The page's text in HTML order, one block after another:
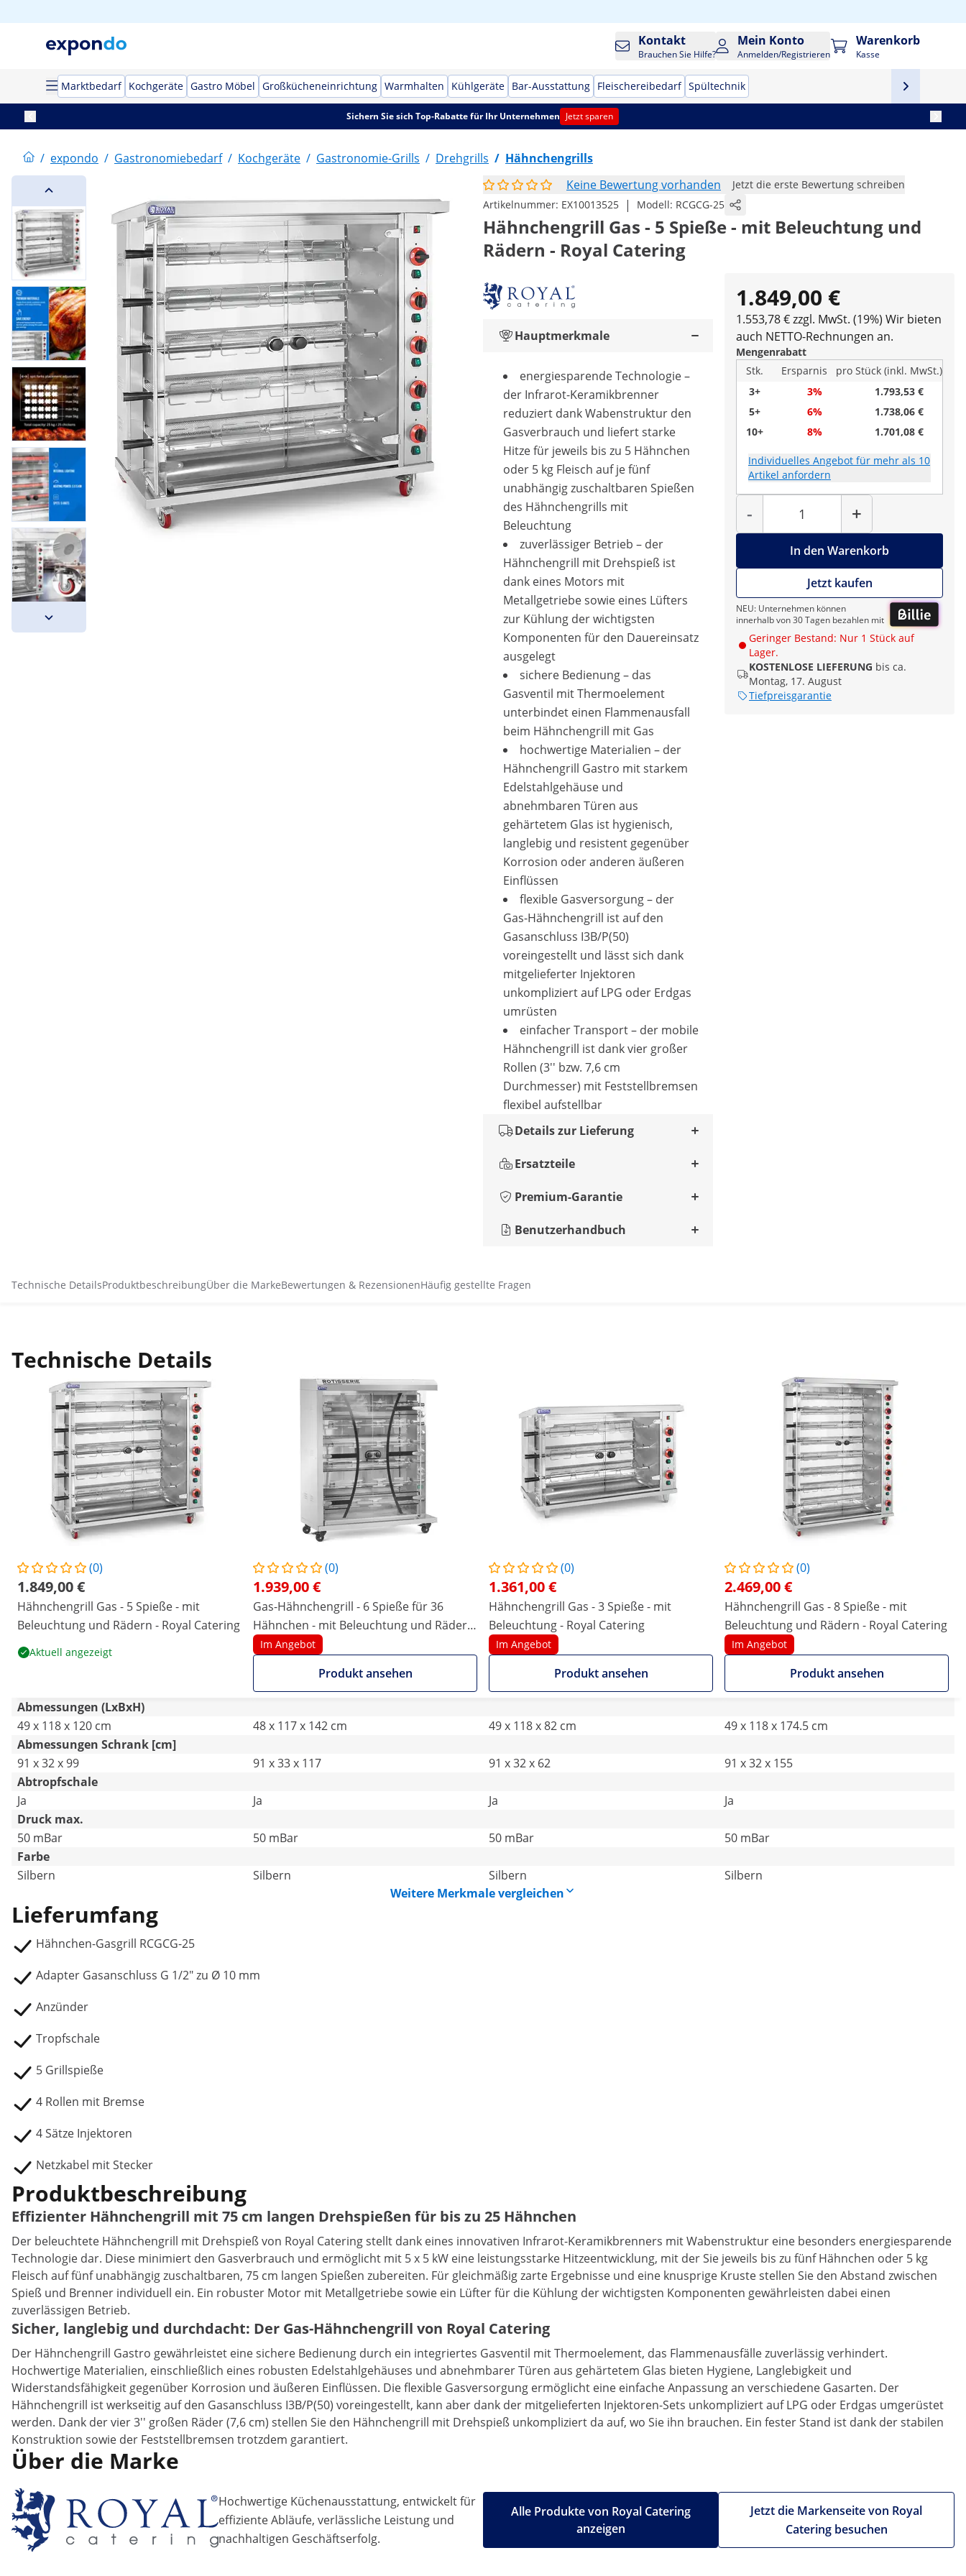
Kontakt
Brauchen Sie Hilfe?
Mein Konto
Anmelden/Registrieren
Warenkorb
Kasse
Marktbedarf Kochgeräte Gastro Möbel Großkücheneinrichtung Warmhalten Kühlgeräte Bar-Ausstattung Fleischereibedarf Spültechnik
Sichern Sie sich Top-Rabatte für Ihr Unternehmen Jetzt sparen
/ expondo / Gastronomiebedarf / Kochgeräte / Gastronomie-Grills / Drehgrills / Hähnchengrills
Keine Bewertung vorhanden
Jetzt die erste Bewertung schreiben
Artikelnummer: EX10013525 | Modell: RCGCG-25
Hähnchengrill Gas - 5 Spieße - mit Beleuchtung und
Rädern - Royal Catering
1.849,00 €
1.553,78 € zzgl. MwSt. (19%) Wir bieten
auch NETTO-Rechnungen an.
Mengenrabatt
Stk.
Ersparnis
pro Stück (inkl. MwSt.)
3+
3%
1.793,53 €
5+
6%
1.738,06 €
10+
8% 1.701,08 €
Individuelles Angebot für mehr als 10
Artikel anfordern
-
Menge
+
In den Warenkorb
Jetzt kaufen
NEU: Unternehmen können
innerhalb von 30 Tagen bezahlen mit
Geringer Bestand: Nur 1 Stück auf
Lager.
KOSTENLOSE LIEFERUNG bis ca.
Montag, 17. August
Tiefpreisgarantie
Hauptmerkmale
energiesparende Technologie –
der Infrarot-Keramikbrenner
reduziert dank Wabenstruktur den
Gasverbrauch und liefert starke
Hitze für jeweils bis zu 5 Hähnchen
oder 5 kg Fleisch auf je fünf
unabhängig zuschaltbaren Spießen
des Hähnchengrills mit
Beleuchtung
zuverlässiger Betrieb – der
Hähnchengrill mit Drehspieß ist
dank eines Motors mit
Metallgetriebe sowie eines Lüfters
zur Kühlung der wichtigsten
Komponenten für den Dauereinsatz
ausgelegt
sichere Bedienung – das
Gasventil mit Thermoelement
unterbindet einen Flammenausfall
beim Hähnchengrill mit Gas
hochwertige Materialien – der
Hähnchengrill Gastro mit starkem
Edelstahlgehäuse und
abnehmbaren Türen aus
gehärtetem Glas ist hygienisch,
langlebig und resistent gegenüber
Korrosion oder anderen äußeren
Einflüssen
flexible Gasversorgung – der
Gas-Hähnchengrill ist auf den
Gasanschluss I3B/P(50)
voreingestellt und lässt sich dank
mitgelieferter Injektoren
unkompliziert auf LPG oder Erdgas
umrüsten
einfacher Transport – der mobile
Hähnchengrill ist dank vier großer
Rollen (3'' bzw. 7,6 cm
Durchmesser) mit Feststellbremsen
flexibel aufstellbar
Details zur Lieferung
Ersatzteile
Premium-Garantie
Benutzerhandbuch
Technische DetailsProduktbeschreibungÜber die MarkeBewertungen & RezensionenHäufig gestellte Fragen
Technische Details
(0)
1.849,00 €
Hähnchengrill Gas - 5 Spieße - mit
Beleuchtung und Rädern - Royal Catering
Aktuell angezeigt
(0)
1.939,00 €
Gas-Hähnchengrill - 6 Spieße für 36
Hähnchen - mit Beleuchtung und Rädern
- Royal Catering
Im Angebot
Produkt ansehen
(0)
1.361,00 €
Hähnchengrill Gas - 3 Spieße - mit
Beleuchtung - Royal Catering
Im Angebot
Produkt ansehen
(0)
2.469,00 €
Hähnchengrill Gas - 8 Spieße - mit
Beleuchtung und Rädern - Royal Catering
Im Angebot
Produkt ansehen
Abmessungen (LxBxH)
49 x 118 x 120 cm
48 x 117 x 142 cm 49 x 118 x 82 cm
49 x 118 x 174.5 cm
Abmessungen Schrank [cm]
91 x 32 x 99
91 x 33 x 117 91 x 32 x 62
91 x 32 x 155
Abtropfschale
Ja
Ja Ja
Ja
Druck max.
50 mBar
50 mBar 50 mBar
50 mBar
Farbe
Silbern
Silbern Silbern
Silbern
Weitere Merkmale vergleichen
Lieferumfang
Hähnchen-Gasgrill RCGCG-25
Adapter Gasanschluss G 1/2" zu Ø 10 mm
Anzünder
Tropfschale
5 Grillspieße
4 Rollen mit Bremse
4 Sätze Injektoren
Netzkabel mit Stecker
Produktbeschreibung
Effizienter Hähnchengrill mit 75 cm langen Drehspießen für bis zu 25 Hähnchen
Der beleuchtete Hähnchengrill mit Drehspieß von Royal Catering stellt dank eines innovativen Infrarot-Keramikbrenners mit Wabenstruktur eine besonders energiesparende
Technologie dar. Diese minimiert den Gasverbrauch und ermöglicht mit 5 x 5 kW eine leistungsstarke Hitzeentwicklung, mit der Sie jeweils bis zu fünf Hähnchen oder 5 kg
Fleisch auf fünf unabhängig zuschaltbaren, 75 cm langen Spießen zubereiten. Für gleichmäßig zarte Ergebnisse und eine knusprige Kruste stellen Sie den Abstand zwischen
Spieß und Brenner individuell ein. Ein robuster Motor mit Metallgetriebe sowie ein Lüfter für die Kühlung der wichtigsten Komponenten gewährleisten dabei einen
zuverlässigen Betrieb.
Sicher, langlebig und durchdacht: Der Gas-Hähnchengrill von Royal Catering
Der Hähnchengrill Gastro gewährleistet eine sichere Bedienung durch ein integriertes Gasventil mit Thermoelement, das Flammenausfälle zuverlässig verhindert.
Hochwertige Materialien, einschließlich eines robusten Edelstahlgehäuses und abnehmbarer Türen aus gehärtetem Glas bieten Hygiene, Langlebigkeit und
Widerstandsfähigkeit gegenüber Korrosion und äußeren Einflüssen. Die flexible Gasversorgung ermöglicht eine einfache Anpassung an verschiedene Gasarten. Der
Hähnchengrill ist werkseitig auf den Gasanschluss I3B/P(50) voreingestellt, kann aber dank der mitgelieferten Injektoren-Sets unkompliziert auf LPG oder Erdgas umgerüstet
werden. Dank der vier 3'' großen Räder (7,6 cm) stellen Sie den Hähnchengrill mit Drehspieß unkompliziert da auf, wo Sie ihn brauchen. Ein fester Stand ist dank der stabilen
Konstruktion sowie der Feststellbremsen trotzdem garantiert.
Über die Marke
Hochwertige Küchenausstattung, entwickelt für
effiziente Abläufe, verlässliche Leistung und
nachhaltigen Geschäftserfolg.
Jetzt die Markenseite von Royal
Catering besuchen
Alle Produkte von Royal Catering
anzeigen